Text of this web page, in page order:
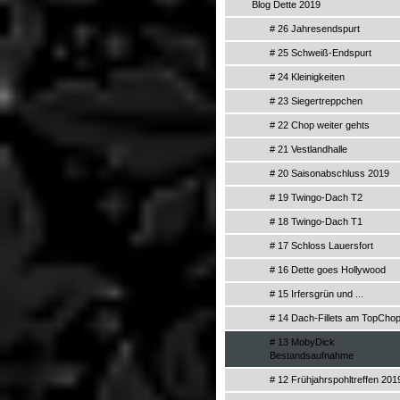
Blog Dette 2019
# 26 Jahresendspurt
# 25 Schweiß-Endspurt
# 24 Kleinigkeiten
# 23 Siegertreppchen
# 22 Chop weiter gehts
# 21 Vestlandhalle
# 20 Saisonabschluss 2019
# 19 Twingo-Dach T2
# 18 Twingo-Dach T1
# 17 Schloss Lauersfort
# 16 Dette goes Hollywood
# 15 Irfersgrün und ...
# 14 Dach-Fillets am TopChop
# 13 MobyDick
Bestandsaufnahme
# 12 Frühjahrspohltreffen